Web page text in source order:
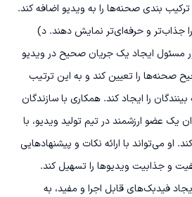
بندی صحنه‌ها را به ویدیو اضافه کند.
جذاب‌تر و حرفه‌ای‌تر نمایش دهند. د)
مسئول ایجاد یک جریان صحیح در ویدیو
صحنه‌ها را تعیین کند و به این ترتیب
را ایجاد کند. همکاری با سازندگان
یک عضو ارزشمند در تیم تولید ویدیو، با
او می‌تواند با ارائه نکات و پیشنهادهایی
و جذابیت ویدیوها را تسهیل کند.
فیدبک‌های قابل اجرا و مفید، به